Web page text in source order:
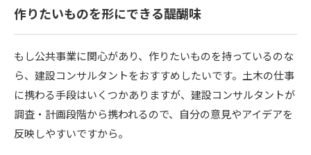
作りたいものを形にできる醍醐味
もし公共事業に関心があり、作りたいものを持っているのな
ら、建設コンサルタントをおすすめしたいです。土木の仕事
に携わる手段はいくつかありますが、建設コンサルタントが
調査・計画段階から携われるので、自分の意見やアイデアを
反映しやすいですから。